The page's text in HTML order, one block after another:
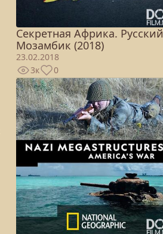
Секретная Африка. Русский
Мозамбик (2018)
23.02.2018
3к
0